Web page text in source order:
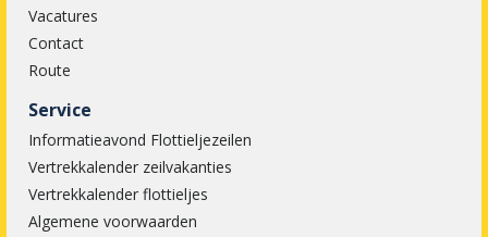
Vacatures
Contact
Route
Service
Informatieavond Flottieljezeilen
Vertrekkalender zeilvakanties
Vertrekkalender flottieljes
Algemene voorwaarden